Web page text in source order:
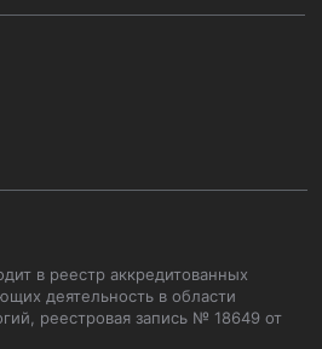
в реестр аккредитованных
деятельность в области
реестровая запись № 18649 от